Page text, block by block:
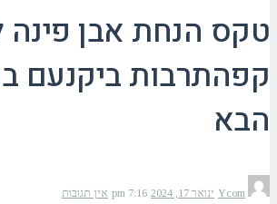
טקס הנחת אבן
קפהתרבות ביקנעם
הבא
Ycom ינואר 17, 2024 7:16 pm אין תגובות